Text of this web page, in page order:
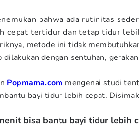
bahwa ada rutinitas
cepat tertidur dan tetap tidur
metode ini tidak
dengan sentuhan, gerakan
Popmama.com mengenai studi
bayi tidur lebih cepat.
bisa bantu bayi tidur lebih